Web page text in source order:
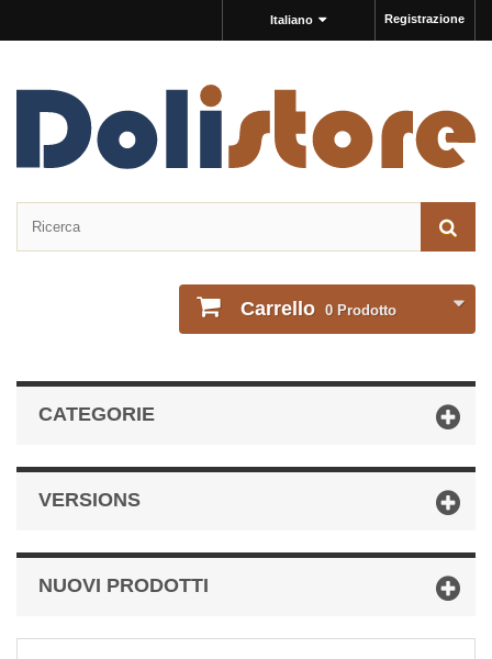
Registrazione
Italiano
Carrello 0 Prodotto
CATEGORIE
VERSIONS
NUOVI PRODOTTI